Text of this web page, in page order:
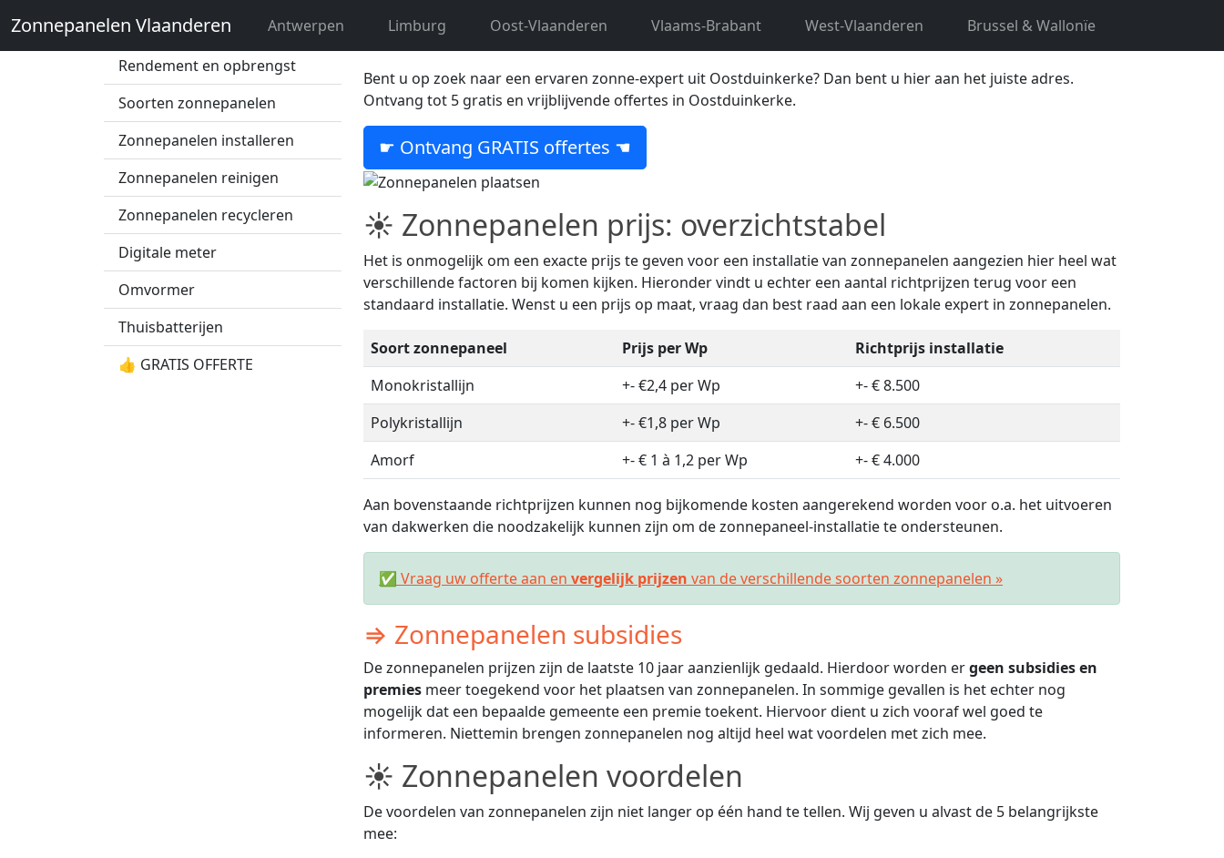
Zonnepanelen Vlaanderen Antwerpen Limburg Oost-Vlaanderen Vlaams-Brabant West-Vlaanderen Brussel & Wallonïe
Zonnepanelen prijs
Rendement en opbrengst
Soorten zonnepanelen
Zonnepanelen installeren
Zonnepanelen reinigen
Zonnepanelen recycleren
Digitale meter
Omvormer
Thuisbatterijen
👍 GRATIS OFFERTE
Bent u op zoek naar een ervaren zonne-expert uit Oostduinkerke? Dan bent u hier aan het juiste adres.
Ontvang tot 5 gratis en vrijblijvende offertes in Oostduinkerke.
☛ Ontvang GRATIS offertes ☚
☀ Zonnepanelen prijs: overzichtstabel
Het is onmogelijk om een exacte prijs te geven voor een installatie van zonnepanelen aangezien hier heel wat
verschillende factoren bij komen kijken. Hieronder vindt u echter een aantal richtprijzen terug voor een
standaard installatie. Wenst u een prijs op maat, vraag dan best raad aan een lokale expert in zonnepanelen.
Soort zonnepaneel Prijs per Wp
Richtprijs installatie
Monokristallijn
+- €2,4 per Wp
+- € 8.500
Polykristallijn
+- €1,8 per Wp
+- € 6.500
Amorf
+- € 1 à 1,2 per Wp +- € 4.000
Aan bovenstaande richtprijzen kunnen nog bijkomende kosten aangerekend worden voor o.a. het uitvoeren
van dakwerken die noodzakelijk kunnen zijn om de zonnepaneel-installatie te ondersteunen.
✅ Vraag uw offerte aan en vergelijk prijzen van de verschillende soorten zonnepanelen »
⇒ Zonnepanelen subsidies
De zonnepanelen prijzen zijn de laatste 10 jaar aanzienlijk gedaald. Hierdoor worden ergeen subsidies en
premies meer toegekend voor het plaatsen van zonnepanelen. In sommige gevallen is het echter nog
mogelijk dat een bepaalde gemeente een premie toekent. Hiervoor dient u zich vooraf wel goed te
informeren. Niettemin brengen zonnepanelen nog altijd heel wat voordelen met zich mee.
☀ Zonnepanelen voordelen
De voordelen van zonnepanelen zijn niet langer op één hand te tellen. Wij geven u alvast de 5 belangrijkste
mee: